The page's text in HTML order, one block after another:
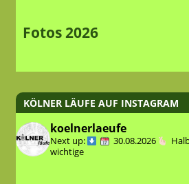
Fotos 2026
KÖLNER LÄUFE AUF INSTAGRAM
koelnerlaeufe
Next up: 30.08.2026
wichtige